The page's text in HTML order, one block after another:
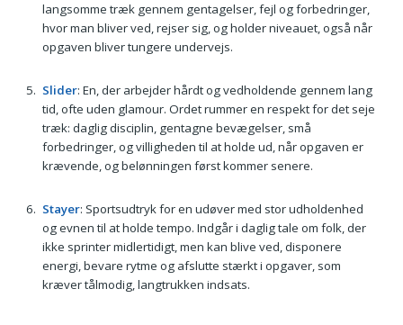
langsomme træk gennem gentagelser, fejl og forbedringer,
hvor man bliver ved, rejser sig, og holder niveauet, også når
opgaven bliver tungere undervejs.
Slider: En, der arbejder hårdt og vedholdende gennem lang
tid, ofte uden glamour. Ordet rummer en respekt for det seje
træk: daglig disciplin, gentagne bevægelser, små
forbedringer, og villigheden til at holde ud, når opgaven er
krævende, og belønningen først kommer senere.
Stayer: Sportsudtryk for en udøver med stor udholdenhed
og evnen til at holde tempo. Indgår i daglig tale om folk, der
ikke sprinter midlertidigt, men kan blive ved, disponere
energi, bevare rytme og afslutte stærkt i opgaver, som
kræver tålmodig, langtrukken indsats.